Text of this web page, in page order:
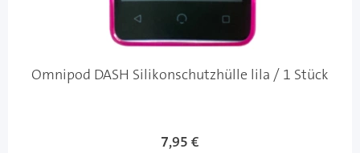
Omnipod DASH Silikonschutzhülle lila / 1 Stück
7,95 €